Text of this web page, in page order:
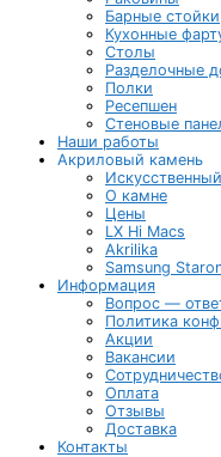
Барные стойки
Кухонные
Столы
Разделочные
Полки
Ресепшен
Стеновые
Наши работы
Акриловый камень
О камне
Цены
LX Hi Macs
Akrilika
Samsung
Информация
Вопрос —
Политика
Акции
Вакансии
Оплата
Отзывы
Доставка
Контакты